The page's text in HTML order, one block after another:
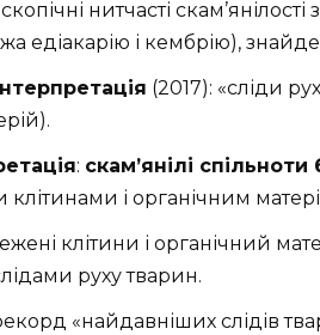
нитчасті скам’янілості
едіакарію і кембрію),
(2017): «сліди
: скам’янілі
і органічним
клітини і органічний
руху тварин.
«найдавніших слідів